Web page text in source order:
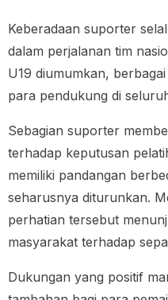
Keberadaan suporter
dalam perjalanan tim
U19 diumumkan,
para pendukung di
Sebagian suporter
terhadap keputusan
memiliki pandangan
seharusnya diturunkan.
perhatian tersebut
masyarakat terhadap
Dukungan yang positif